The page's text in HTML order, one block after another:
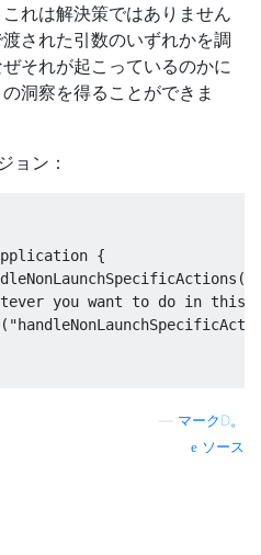
れは解決策ではありません
された引数のいずれかを調
それが起こっているのかに
洞察を得ることができま
ョン：
{
you want to do in this
マークD。
ソース